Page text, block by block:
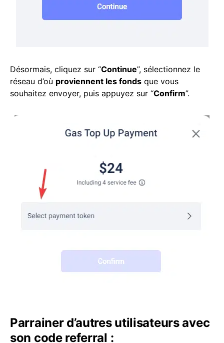
Désormais, cliquez sur “Continue”, sélectionnez le
réseau d’où proviennent les fonds que vous
souhaitez envoyer, puis appuyez sur “Confirm”.
Parrainer d’autres utilisateurs avec
son code referral :